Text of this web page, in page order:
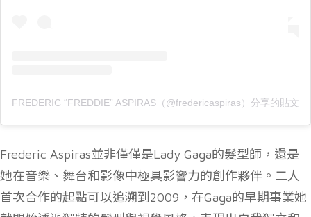
FREDERIC “FREDDIE” ASPIRAS（@fredericaspiras）分享的貼文
Frederic Aspiras並非僅僅是Lady Gaga的髮型師，還是
她在音樂、舞台和影像中極具影響力的創作夥伴。二人
首次合作的起點可以追溯到2009，在Gaga的早期事業她